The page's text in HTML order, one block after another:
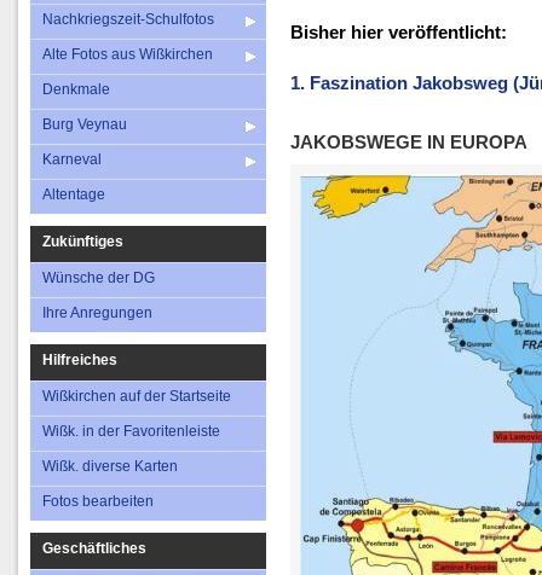
Nachkriegszeit-Schulfotos
Alte Fotos aus Wißkirchen
Denkmale
Burg Veynau
Karneval
Altentage
Zukünftiges
Wünsche der DG
Ihre Anregungen
Hilfreiches
Wißkirchen auf der Startseite
Wißk. in der Favoritenleiste
Wißk. diverse Karten
Fotos bearbeiten
Geschäftliches
Bisher hier veröffentlicht:
1. Faszination Jakobsweg
JAKOBSWEGE IN EUROPA